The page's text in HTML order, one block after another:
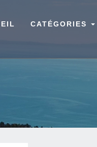
CATÉGORIES